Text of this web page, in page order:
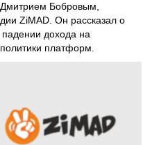
Дмитрием Бобровым
ZiMAD . Он рассказал о
дохода на
платформ.